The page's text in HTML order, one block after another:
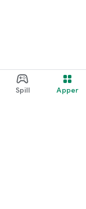
Spill Apper